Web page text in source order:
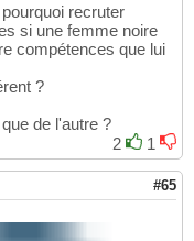
recruter
si une femme noire
compétences que lui
?
de l'autre ?
2
1
#65